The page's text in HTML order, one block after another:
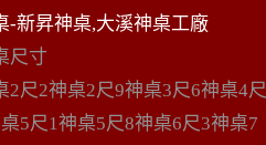
-新昇神桌,大溪神桌工廠
尺寸
2尺2神桌2尺9神桌3尺6神桌4尺
5尺1神桌5尺8神桌6尺3神桌7